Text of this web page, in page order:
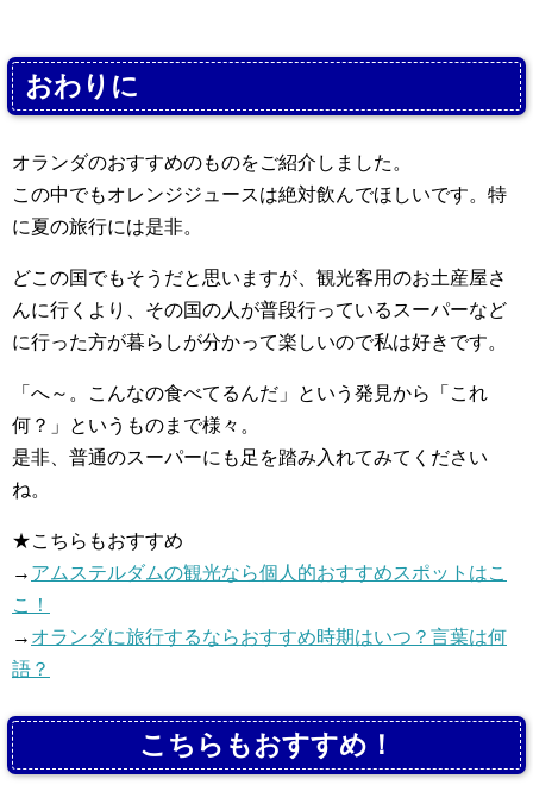
おわりに
オランダのおすすめのものをご紹介しました。
この中でもオレンジジュースは絶対飲んでほしいです。特
に夏の旅行には是非。
どこの国でもそうだと思いますが、観光客用のお土産屋さ
んに行くより、その国の人が普段行っているスーパーなど
に行った方が暮らしが分かって楽しいので私は好きです。
「へ～。こんなの食べてるんだ」という発見から「これ
何？」というものまで様々。
是非、普通のスーパーにも足を踏み入れてみてください
ね。
★こちらもおすすめ
→ アムステルダムの観光なら個人的おすすめスポットはこ
こ！
→ オランダに旅行するならおすすめ時期はいつ？言葉は何
語？
こちらもおすすめ！